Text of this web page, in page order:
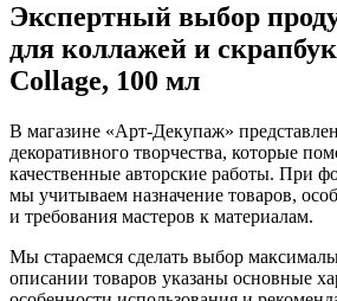
Экспертный выбор
для коллажей и
Collage, 100 мл
В магазине «Арт-Декупаж»
декоративного творчества, которые
качественные авторские работы. При
мы учитываем назначение товаров,
и требования мастеров к материалам.
Мы стараемся сделать выбор
описании товаров указаны основные